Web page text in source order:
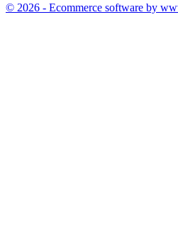
© 2026 - Ecommerce software by